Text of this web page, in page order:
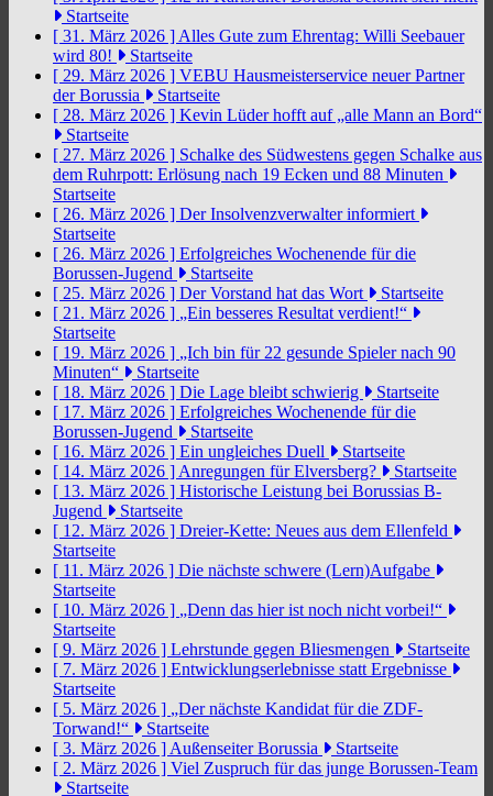
Startseite
[ 31. März 2026 ] Alles Gute zum Ehrentag: Willi Seebauer
wird 80!
Startseite
[ 29. März 2026 ] VEBU Hausmeisterservice neuer Partner
der Borussia
Startseite
[ 28. März 2026 ] Kevin Lüder hofft auf „alle Mann an Bord“
Startseite
[ 27. März 2026 ] Schalke des Südwestens gegen Schalke aus
dem Ruhrpott: Erlösung nach 19 Ecken und 88 Minuten
Startseite
[ 26. März 2026 ] Der Insolvenzverwalter informiert
Startseite
[ 26. März 2026 ] Erfolgreiches Wochenende für die
Borussen-Jugend
Startseite
[ 25. März 2026 ] Der Vorstand hat das Wort
Startseite
[ 21. März 2026 ] „Ein besseres Resultat verdient!“
Startseite
[ 19. März 2026 ] „Ich bin für 22 gesunde Spieler nach 90
Minuten“
Startseite
[ 18. März 2026 ] Die Lage bleibt schwierig
Startseite
[ 17. März 2026 ] Erfolgreiches Wochenende für die
Borussen-Jugend
Startseite
[ 16. März 2026 ] Ein ungleiches Duell
Startseite
[ 14. März 2026 ] Anregungen für Elversberg?
Startseite
[ 13. März 2026 ] Historische Leistung bei Borussias B-
Jugend
Startseite
[ 12. März 2026 ] Dreier-Kette: Neues aus dem Ellenfeld
Startseite
[ 11. März 2026 ] Die nächste schwere (Lern)Aufgabe
Startseite
[ 10. März 2026 ] „Denn das hier ist noch nicht vorbei!“
Startseite
[ 9. März 2026 ] Lehrstunde gegen Bliesmengen
Startseite
[ 7. März 2026 ] Entwicklungserlebnisse statt Ergebnisse
Startseite
[ 5. März 2026 ] „Der nächste Kandidat für die ZDF-
Torwand!“
Startseite
[ 3. März 2026 ] Außenseiter Borussia
Startseite
[ 2. März 2026 ] Viel Zuspruch für das junge Borussen-Team
Startseite